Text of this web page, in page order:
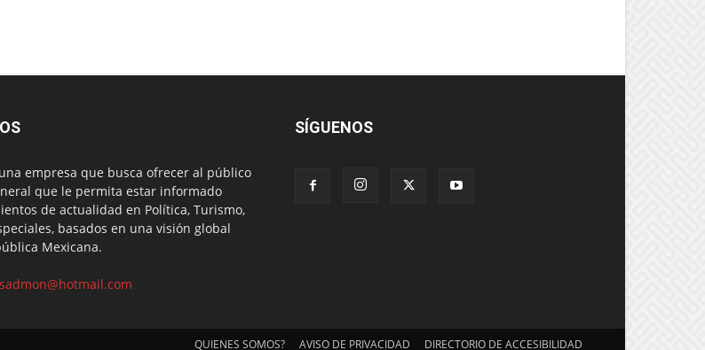
empresa que busca ofrecer al público
que le permita estar informado
de actualidad en Política, Turismo,
basados en una visión global
Mexicana.
SÍGUENOS
QUIENES SOMOS? AVISO DE PRIVACIDAD DIRECTORIO DE ACCESIBILIDAD